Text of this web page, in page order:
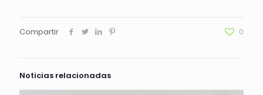
Compartir 0
Noticias relacionadas